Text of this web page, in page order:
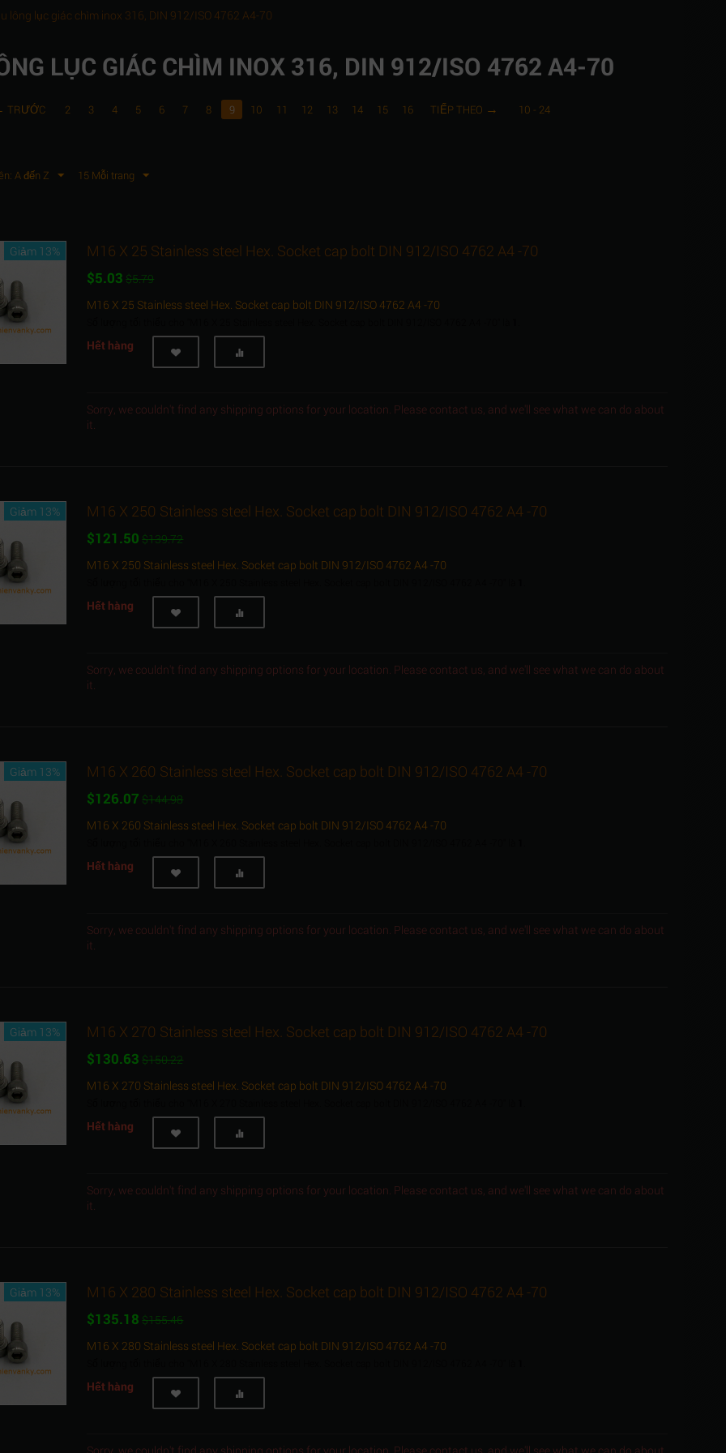
lông lục giác chìm inox 316, DIN 912/ISO 4762 A4-70
LỤC GIÁC CHÌM INOX 316, DIN 912/ISO 4762 A4-70
TRƯỚC 2 3 4 5 6 7 8 9 10 11 12 13 14 15 16 TIẾP THEO 10 - 24
A đến Z 15 Mỗi trang
Giảm 13% M16 X 25 Stainless steel Hex. Socket cap bolt DIN 912/ISO 4762 A4 -70
$5.03 $5.79
M16 X 25 Stainless steel Hex. Socket cap bolt DIN 912/ISO 4762 A4 -70
Hết hàng
Sorry, we couldn't find any shipping options for your location. Please contact us, and we'll see what we can do about
it.
Giảm 13% M16 X 250 Stainless steel Hex. Socket cap bolt DIN 912/ISO 4762 A4 -70
$121.50 $139.72
M16 X 250 Stainless steel Hex. Socket cap bolt DIN 912/ISO 4762 A4 -70
Hết hàng
Sorry, we couldn't find any shipping options for your location. Please contact us, and we'll see what we can do about
it.
Giảm 13% M16 X 260 Stainless steel Hex. Socket cap bolt DIN 912/ISO 4762 A4 -70
$126.07 $144.98
M16 X 260 Stainless steel Hex. Socket cap bolt DIN 912/ISO 4762 A4 -70
Hết hàng
Sorry, we couldn't find any shipping options for your location. Please contact us, and we'll see what we can do about
it.
Giảm 13% M16 X 270 Stainless steel Hex. Socket cap bolt DIN 912/ISO 4762 A4 -70
$130.63 $150.22
M16 X 270 Stainless steel Hex. Socket cap bolt DIN 912/ISO 4762 A4 -70
Hết hàng
Sorry, we couldn't find any shipping options for your location. Please contact us, and we'll see what we can do about
it.
Giảm 13% M16 X 280 Stainless steel Hex. Socket cap bolt DIN 912/ISO 4762 A4 -70
$135.18 $155.46
M16 X 280 Stainless steel Hex. Socket cap bolt DIN 912/ISO 4762 A4 -70
Hết hàng